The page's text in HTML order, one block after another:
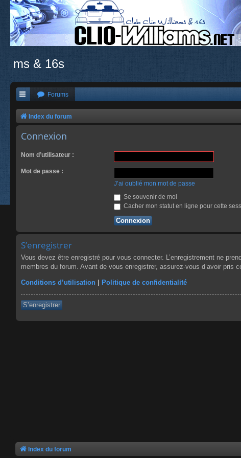
ms & 16s
Forums
Index du forum
Connexion
Nom d’utilisateur :
Mot de passe :
J’ai oublié mon mot de passe
Se souvenir de moi
Cacher mon statut en ligne pour cette
S’enregistrer
Vous devez être enregistré pour vous connecter. L’enregistrement ne
membres du forum. Avant de vous enregistrer, assurez-vous d’avoir
Conditions d’utilisation Politique de confidentialité
S’enregistrer
Index du forum